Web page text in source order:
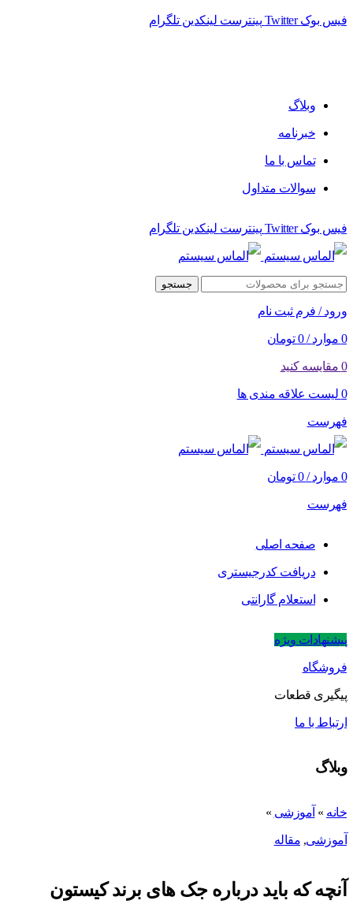
فیس بوک Twitter پینترست لینکدین تلگرام
وبلاگ
خبرنامه
تماس با ما
سوالات متداول
فیس بوک Twitter پینترست لینکدین تلگرام
جستجو
ورود / فرم ثبت نام
0 موارد /
0 تومان
0 مقایسه کنید
0 لیست علاقه مندی ها
فهرست
0 موارد /
0 تومان
فهرست
صفحه اصلی
دریافت کدرجیستری
استعلام گارانتی
پیشنهادات ویژه
فروشگاه
پیگیری قطعات
ارتباط با ما
وبلاگ
خانه » آموزشی »
آموزشی, مقاله
آنچه که باید درباره جک های برند کیستون